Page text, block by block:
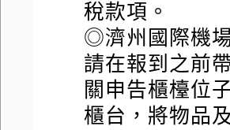
稅款項。
◎濟州國際機場
請在報到之前
關申告櫃檯位
櫃台，將物品